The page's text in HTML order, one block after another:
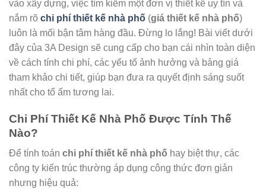
vào xây dựng, việc tìm kiếm một đơn vị thiết kế uy tín và
nắm rõ chi phí thiết kế nhà phố (giá thiết kế nhà phố)
luôn là mối bận tâm hàng đầu. Đừng lo lắng! Bài viết dưới
đây của 3A Design sẽ cung cấp cho bạn cái nhìn toàn diện
về cách tính chi phí, các yếu tố ảnh hưởng và bảng giá
tham khảo chi tiết, giúp bạn đưa ra quyết định sáng suốt
nhất cho tổ ấm tương lai.
Chi Phí Thiết Kế Nhà Phố Được Tính Thế
Nào?
Để tính toán chi phí thiết kế nhà phố hay biệt thự, các
công ty kiến trúc thường áp dụng công thức đơn giản
nhưng hiệu quả: